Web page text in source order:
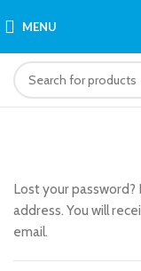
MENU
Lost your
address. You will
email.